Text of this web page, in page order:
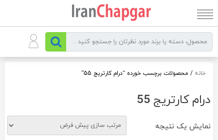
به
خانه / محصولات برچسب خورده “درام کارتریج 55”
درام کارتریج 55
نمایش یک نتیجه